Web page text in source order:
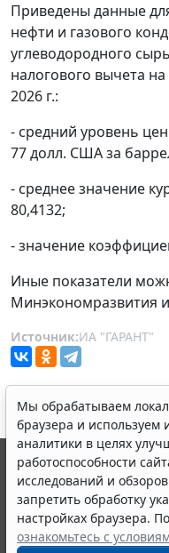
Приведены данные
нефти и газового
углеводородного
налогового вычета
2026 г.:
- средний уровень
77 долл. США за
- среднее значение
80,4132;
- значение
Иные показатели
Минэкономразвития
Источник:ИА "ГАРАНТ"
Мы обрабатываем
браузера и используем
аналитики в целях
работоспособности
исследований и
запретить обработку
настройках браузера.
ознакомьтесь с
© ООО "НПП "ГАРАНТ-
выпускается с 1990
являются участниками
информации ГАРАНТ.